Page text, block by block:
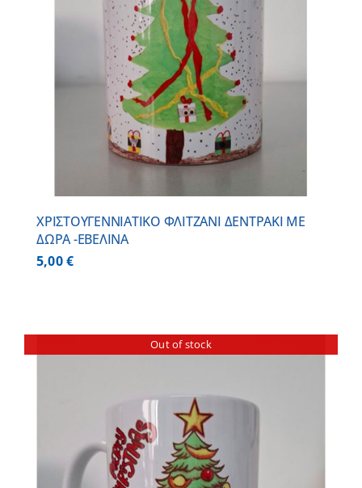
ΧΡΙΣΤΟΥΓΕΝΝΙΑΤΙΚΟ ΦΛΙΤΖΑΝΙ ΔΕΝΤΡΑΚΙ ΜΕ
ΔΩΡΑ -ΕΒΕΛΙΝΑ
5,00€
Out of stock